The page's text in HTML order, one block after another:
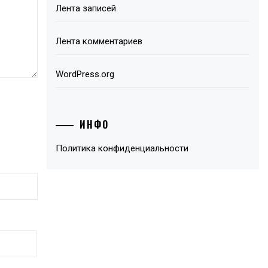
Лента записей
Лента комментариев
WordPress.org
ИНФО
Политика конфиденциальности